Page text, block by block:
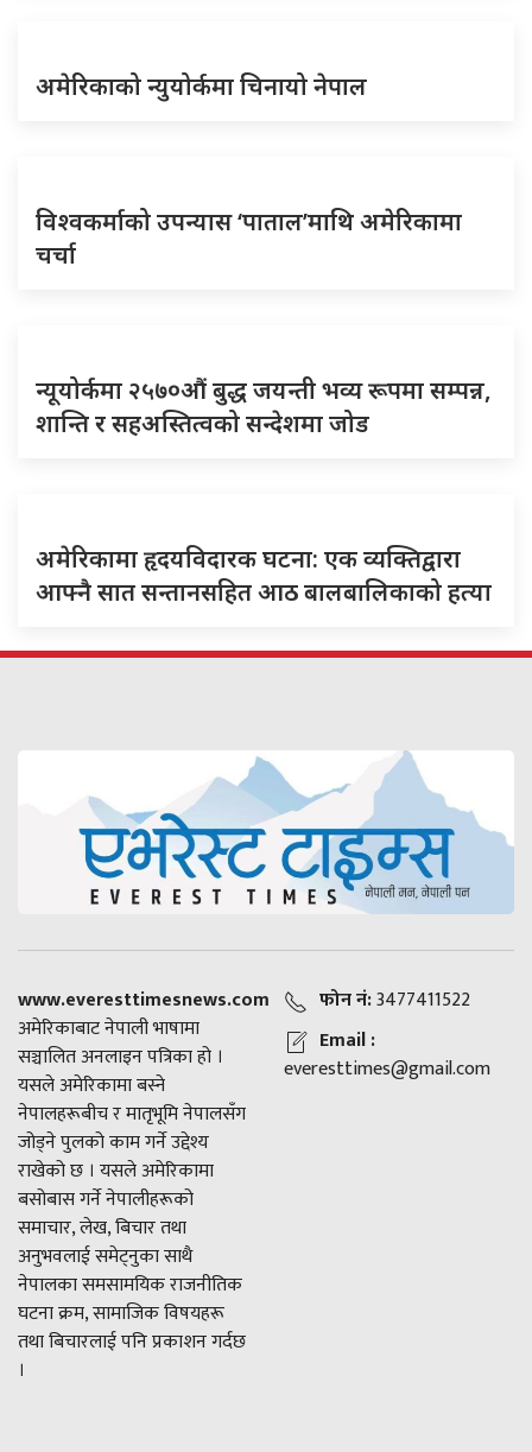
अमेरिकाको न्युयोर्कमा चिनायो नेपाल
विश्वकर्माको उपन्यास ‘पाताल’माथि अमेरिकामा
चर्चा
न्यूयोर्कमा २५७०औं बुद्ध जयन्ती भव्य रूपमा सम्पन्न,
शान्ति र सहअस्तित्वको सन्देशमा जोड
अमेरिकामा हृदयविदारक घटना: एक व्यक्तिद्वारा
आफ्नै सात सन्तानसहित आठ बालबालिकाको हत्या
www.everesttimesnews.com
अमेरिकाबाट नेपाली भाषामा
सञ्चालित अनलाइन पत्रिका हो ।
यसले अमेरिकामा बस्ने
नेपालहरूबीच र मातृभूमि नेपालसँग
जोड्ने पुलको काम गर्ने उद्देश्य
राखेको छ । यसले अमेरिकामा
बसोबास गर्ने नेपालीहरूको
समाचार, लेख, बिचार तथा
अनुभवलाई समेट्नुका साथै
नेपालका समसामयिक राजनीतिक
घटना क्रम, सामाजिक विषयहरू
तथा बिचारलाई पनि प्रकाशन गर्दछ
।
फोन नं:3477411522
Email :
everesttimes@gmail.com